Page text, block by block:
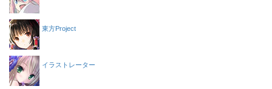
東方Project
イラストレーター